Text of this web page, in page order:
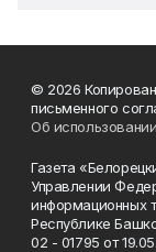
© 2026
письменного
Об
Газета
Управлении
информационных
Республике
02 - 01795 от